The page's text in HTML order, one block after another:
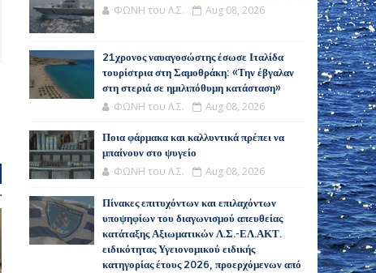
ΦΩΝΗ του Λ.Σ. Aug 08, 2026
21χρονος ναυαγοσώστης έσωσε Ιταλίδα
τουρίστρια στη Σαμοθράκη: «Την έβγαλαν
στη στεριά σε ημιλιπόθυμη κατάσταση»
ΦΩΝΗ του Λ.Σ. Aug 08, 2026
Ποια φάρμακα και καλλυντικά πρέπει να
μπαίνουν στο ψυγείο
ΦΩΝΗ του Λ.Σ. Aug 08, 2026
Πίνακες επιτυχόντων και επιλαχόντων
υποψηφίων του διαγωνισμού απευθείας
κατάταξης Αξιωματικών Λ.Σ.-ΕΛ.ΑΚΤ.
ειδικότητας Υγειονομικού ειδικής
κατηγορίας έτους 2026, προερχόμενων από